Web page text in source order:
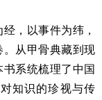
经，以事件为纬，
从甲骨典藏到现
系统梳理了中国
知识的珍视与传